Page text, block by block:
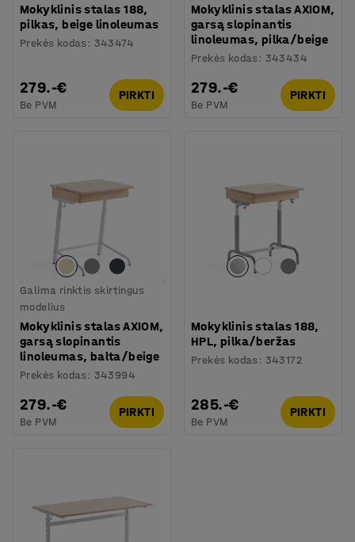
Mokyklinis stalas 188,
pilkas, beige linoleumas
Prekės kodas : 343474
279.-€
Be PVM
PIRKTI
Mokyklinis stalas AXIOM,
garsą slopinantis
linoleumas, pilka/beige
Prekės kodas : 343434
279.-€
Be PVM
PIRKTI
Galima rinktis skirtingus
modelius
Mokyklinis stalas AXIOM,
garsą slopinantis
linoleumas, balta/beige
Prekės kodas : 343994
279.-€
Be PVM
PIRKTI
Mokyklinis stalas 188,
HPL, pilka/beržas
Prekės kodas : 343172
285.-€
Be PVM
PIRKTI